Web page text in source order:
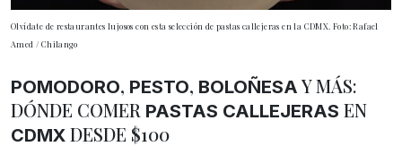
Olvídate de restaurantes lujosos con esta selección de pastas callejeras en la CDMX. Foto: Rafael
Amed / Chilango
POMODORO, PESTO, BOLOÑESA Y MÁS:
DÓNDE COMER PASTAS CALLEJERAS EN
CDMX DESDE $100